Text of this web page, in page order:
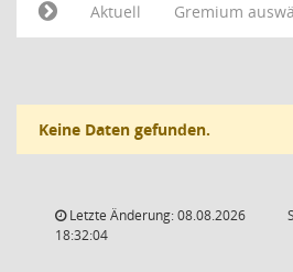
Aktuell
Gremium
Keine Daten gefunden.
Letzte Änderung: 08.08.2026
18:32:04